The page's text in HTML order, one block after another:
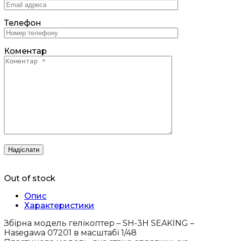
Телефон
Коментар
Out of stock
Опис
Характеристики
Збірна модель гелікоптер – SH-3H SEAKING –
Hasegawa 07201 в масштабі 1/48